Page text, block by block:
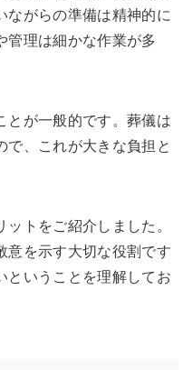
ながらの準備は精神的に
管理は細かな作業が多
とが一般的です。葬儀は
で、これが大きな負担と
トをご紹介しました。
意を示す大切な役割です
ということを理解してお